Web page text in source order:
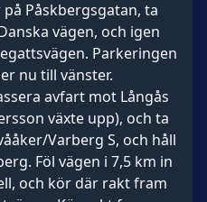
Påskbergsgatan, ta
vägen, och igen
Parkeringen
nu till vänster.
avfart mot Långås
växte upp), och ta
Varberg S, och håll
Föl vägen i 7,5 km in
och kör där rakt fram